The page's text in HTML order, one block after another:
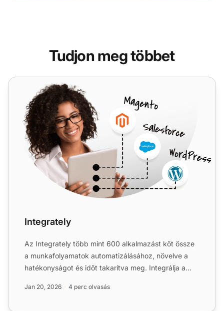
Tudjon meg többet
Integrately
Integrately
Az Integrately több mint 600 alkalmazást köt össze
a munkafolyamatok automatizálásához, növelve a
hatékonyságot és időt takarítva meg. Integrálja a
Jan 20, 2026 4 perc olvasás